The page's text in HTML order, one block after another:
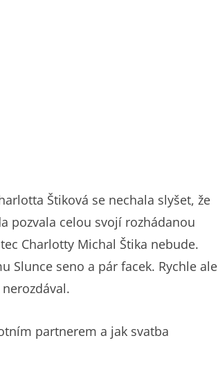
Štiková se nechala slyšet, že
pozvala celou svojí rozhádanou
Charlotty Michal Štika nebude.
Slunce seno a pár facek. Rychle ale
partnerem a jak svatba